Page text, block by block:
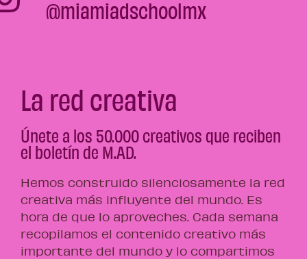
@miamiadschoolmx
La red creativa
Únete a los 50.000 creativos que reciben
el boletín de M.AD.
Hemos construido silenciosamente la red
creativa más influyente del mundo. Es
hora de que lo aproveches. Cada semana
recopilamos el contenido creativo más
importante del mundo y lo compartimos